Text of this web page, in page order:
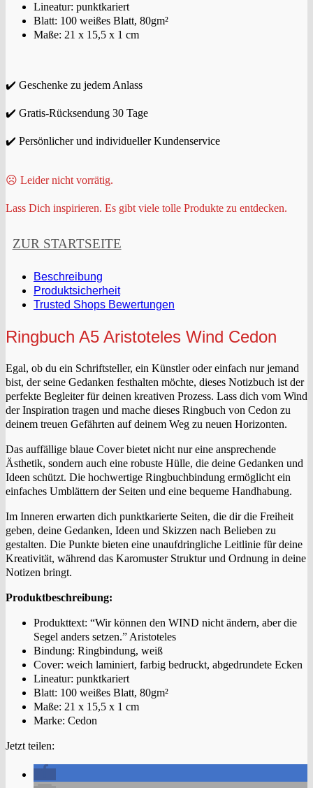
Lineatur: punktkariert
Blatt: 100 weißes Blatt, 80gm²
Maße: 21 x 15,5 x 1 cm
✔️ Geschenke zu jedem Anlass
✔️ Gratis-Rücksendung 30 Tage
✔️ Persönlicher und individueller Kundenservice
☹️ Leider nicht vorrätig.
Lass Dich inspirieren. Es gibt viele tolle Produkte zu entdecken.
ZUR STARTSEITE
Beschreibung
Produktsicherheit
Trusted Shops Bewertungen
Ringbuch A5 Aristoteles Wind Cedon
Egal, ob du ein Schriftsteller, ein Künstler oder einfach nur jemand
bist, der seine Gedanken festhalten möchte, dieses Notizbuch ist der
perfekte Begleiter für deinen kreativen Prozess. Lass dich vom Wind
der Inspiration tragen und mache dieses Ringbuch von Cedon zu
deinem treuen Gefährten auf deinem Weg zu neuen Horizonten.
Das auffällige blaue Cover bietet nicht nur eine ansprechende
Ästhetik, sondern auch eine robuste Hülle, die deine Gedanken und
Ideen schützt. Die hochwertige Ringbuchbindung ermöglicht ein
einfaches Umblättern der Seiten und eine bequeme Handhabung.
Im Inneren erwarten dich punktkarierte Seiten, die dir die Freiheit
geben, deine Gedanken, Ideen und Skizzen nach Belieben zu
gestalten. Die Punkte bieten eine unaufdringliche Leitlinie für deine
Kreativität, während das Karomuster Struktur und Ordnung in deine
Notizen bringt.
Produktbeschreibung:
Produkttext: “Wir können den WIND nicht ändern, aber die
Segel anders setzen.” Aristoteles
Bindung: Ringbindung, weiß
Cover: weich laminiert, farbig bedruckt, abgedrundete Ecken
Lineatur: punktkariert
Blatt: 100 weißes Blatt, 80gm²
Maße: 21 x 15,5 x 1 cm
Marke: Cedon
Jetzt teilen: